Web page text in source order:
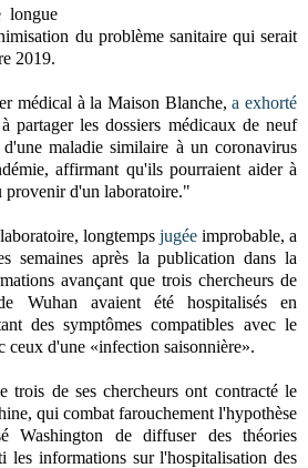
longue
du problème sanitaire qui serait
2019.
médical à la Maison Blanche,a exhorté
les dossiers médicaux de neuf
maladie similaire à un coronavirus
affirmant qu'ils pourraient aider à
provenir d'un laboratoire."
longtemps jugée improbable, a
semaines après la publication dans la
avançant que trois chercheurs de
Wuhan avaient été hospitalisés en
des symptômes compatibles avec le
ceux d'une «infection saisonnière».
trois de ses chercheurs ont contracté le
qui combat farouchement l'hypothèse
Washington de diffuser des théories
les informations sur l'hospitalisation des